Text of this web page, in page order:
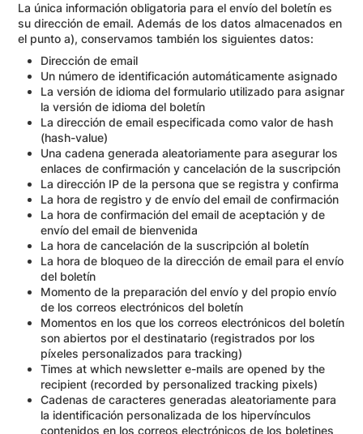
La única información obligatoria para el envío del boletín es
su dirección de email. Además de los datos almacenados en
el punto a), conservamos también los siguientes datos:
Dirección de email
Un número de identificación automáticamente asignado
La versión de idioma del formulario utilizado para asignar
la versión de idioma del boletín
La dirección de email especificada como valor de hash
(hash-value)
Una cadena generada aleatoriamente para asegurar los
enlaces de confirmación y cancelación de la suscripción
La dirección IP de la persona que se registra y confirma
La hora de registro y de envío del email de confirmación
La hora de confirmación del email de aceptación y de
envío del email de bienvenida
La hora de cancelación de la suscripción al boletín
La hora de bloqueo de la dirección de email para el envío
del boletín
Momento de la preparación del envío y del propio envío
de los correos electrónicos del boletín
Momentos en los que los correos electrónicos del boletín
son abiertos por el destinatario (registrados por los
píxeles personalizados para tracking)
Times at which newsletter e-mails are opened by the
recipient (recorded by personalized tracking pixels)
Cadenas de caracteres generadas aleatoriamente para
la identificación personalizada de los hipervínculos
contenidos en los correos electrónicos de los boletines